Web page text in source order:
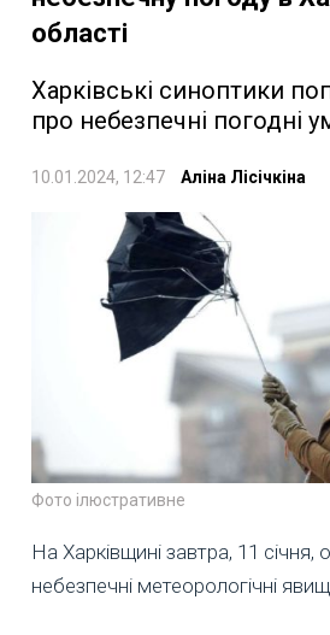
області
Харківські синоптики
про небезпечні погодні
10.01.2024, 12:47 Аліна Лісічкіна
Фото ілюстративне
На Харківщині завтра, 11 січня,
небезпечні метеорологічні